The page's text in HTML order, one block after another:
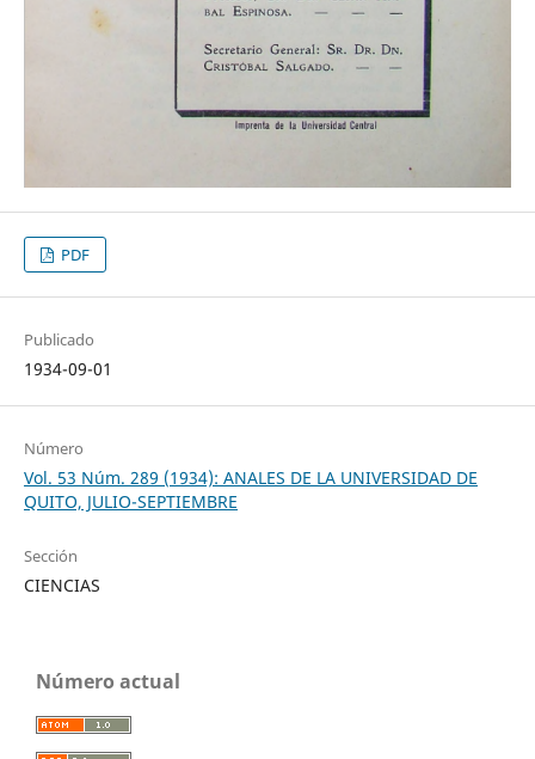
PDF
Publicado
1934-09-01
Número
Vol. 53 Núm. 289 (1934): ANALES DE LA UNIVERSIDAD DE
QUITO, JULIO-SEPTIEMBRE
Sección
CIENCIAS
Número actual